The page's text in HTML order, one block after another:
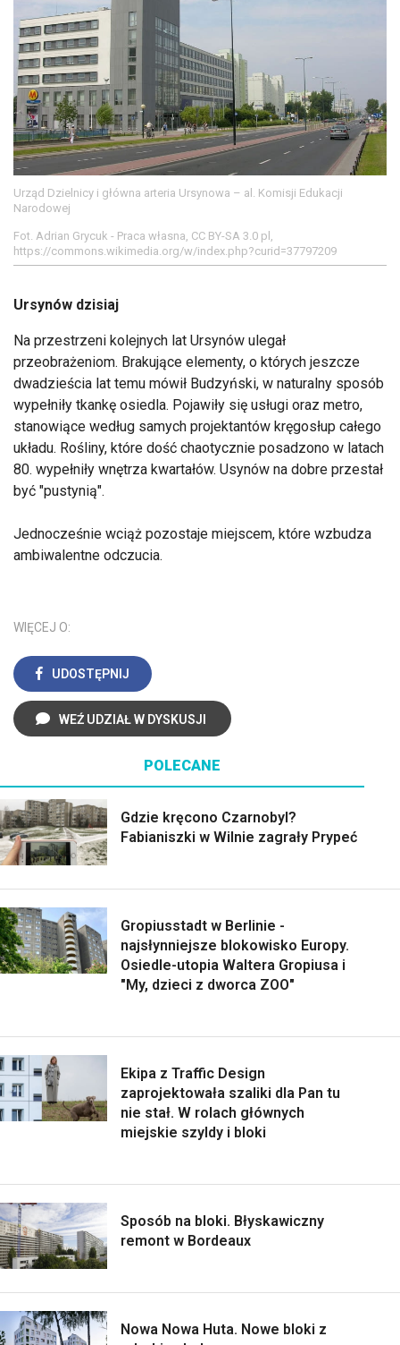
Urząd Dzielnicy i główna arteria Ursynowa – al. Komisji Edukacji
Narodowej
Fot. Adrian Grycuk - Praca własna, CC BY-SA 3.0 pl,
https://commons.wikimedia.org/w/index.php?curid=37797209
Ursynów dzisiaj
Na przestrzeni kolejnych lat Ursynów ulegał
przeobrażeniom. Brakujące elementy, o których jeszcze
dwadzieścia lat temu mówił Budzyński, w naturalny sposób
wypełniły tkankę osiedla. Pojawiły się usługi oraz metro,
stanowiące według samych projektantów kręgosłup całego
układu. Rośliny, które dość chaotycznie posadzono w latach
80. wypełniły wnętrza kwartałów. Usynów na dobre przestał
być "pustynią".
Jednocześnie wciąż pozostaje miejscem, które wzbudza
ambiwalentne odczucia.
WIĘCEJ O:
UDOSTĘPNIJ
WEŹ UDZIAŁ W DYSKUSJI
POLECANE
Gdzie kręcono Czarnobyl?
Fabianiszki w Wilnie zagrały Prypeć
Gropiusstadt w Berlinie -
najsłynniejsze blokowisko Europy.
Osiedle-utopia Waltera Gropiusa i
"My, dzieci z dworca ZOO"
Ekipa z Traffic Design
zaprojektowała szaliki dla Pan tu
nie stał. W rolach głównych
miejskie szyldy i bloki
Sposób na bloki. Błyskawiczny
remont w Bordeaux
Nowa Nowa Huta. Nowe bloki z